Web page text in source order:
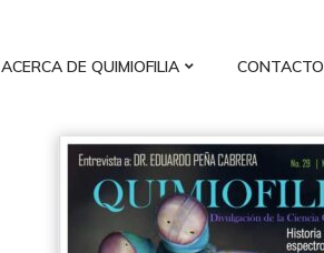
ACERCA DE QUIMIOFILIA CONTACTO